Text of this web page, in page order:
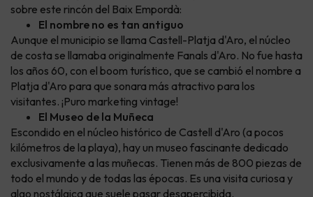
sobre este rincón del Baix Empordà:
El nombre no es tan antiguo
Aunque el municipio se llama Castell-Platja d'Aro, el núcleo
de costa se llamaba originalmente Fanals d'Aro. No fue hasta
los años 60, con el boom turístico, que se cambió el nombre a
Platja d'Aro para que sonara más atractivo para los
visitantes. ¡Puro marketing vintage!
El Museo de la Muñeca
Escondido en el núcleo histórico de Castell d'Aro (a pocos
kilómetros de la playa), hay un museo fascinante dedicado
exclusivamente a las muñecas. Tienen más de 800 piezas de
todo el mundo y de todas las épocas. Es una visita curiosa y
algo nostálgica que suele pasar desapercibida.